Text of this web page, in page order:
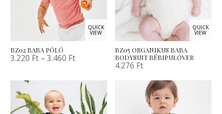
QUICK
VIEW
BZ02 BABA PÓLÓ
3.220 Ft –3.460 Ft
QUICK
VIEW
BZ05 ORGANIKUS BABA
BODYSUIT BÉBIPULÓVER
4.276 Ft